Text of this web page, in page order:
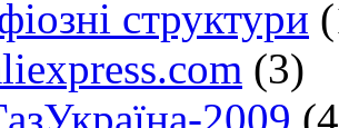
структури
(3)
2009